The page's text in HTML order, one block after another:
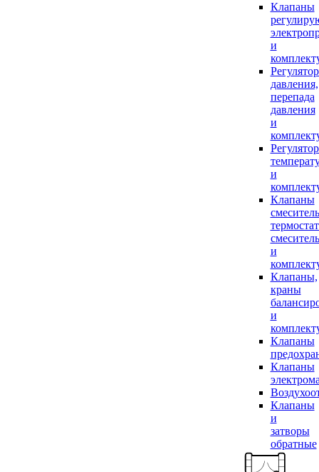
Клапаны
и
давления,
перепада
давления
и
и
Клапаны
и
Клапаны,
краны
и
Клапаны
Клапаны
Клапаны
и
затворы
обратные